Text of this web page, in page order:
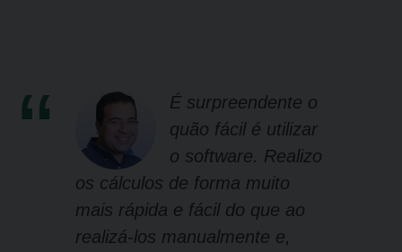
É surpreendente o
quão fácil é utilizar
o software. Realizo
os cálculos de forma muito
mais rápida e fácil do que ao
realizá-los manualmente e,